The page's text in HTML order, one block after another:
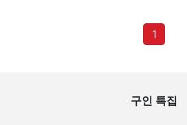
1
구인 특집